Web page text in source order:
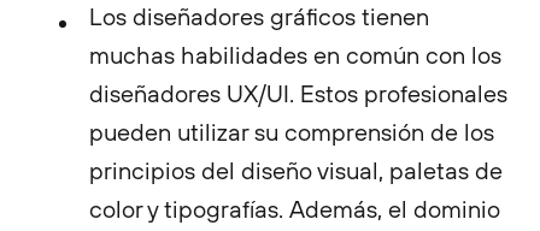
Los diseñadores gráficos tienen
muchas habilidades en común con los
diseñadores UX/UI. Estos profesionales
pueden utilizar su comprensión de los
principios del diseño visual, paletas de
color y tipografías. Además, el dominio